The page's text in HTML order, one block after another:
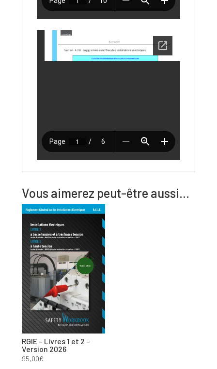
Vous aimerez peut-être aussi…
RGIE – Livres 1 et 2 –
Version 2026
95,00€